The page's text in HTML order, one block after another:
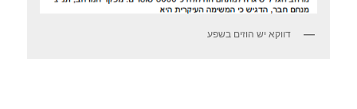
דווקא יש הוזים בשפע